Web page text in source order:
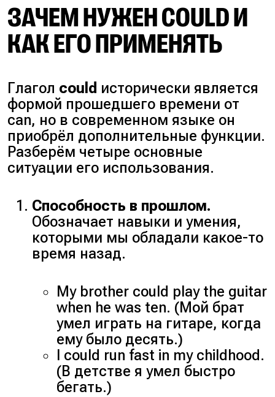
ЗАЧЕМ НУЖЕН COULD И
КАК ЕГО ПРИМЕНЯТЬ
Глагол could исторически является
формой прошедшего времени от
can, но в современном языке он
приобрёл дополнительные функции.
Разберём четыре основные
ситуации его использования.
Способность в прошлом.
Обозначает навыки и умения,
которыми мы обладали какое-то
время назад.
My brother could play the guitar
when he was ten. (Мой брат
умел играть на гитаре, когда
ему было десять.)
I could run fast in my childhood.
(В детстве я умел быстро
бегать.)